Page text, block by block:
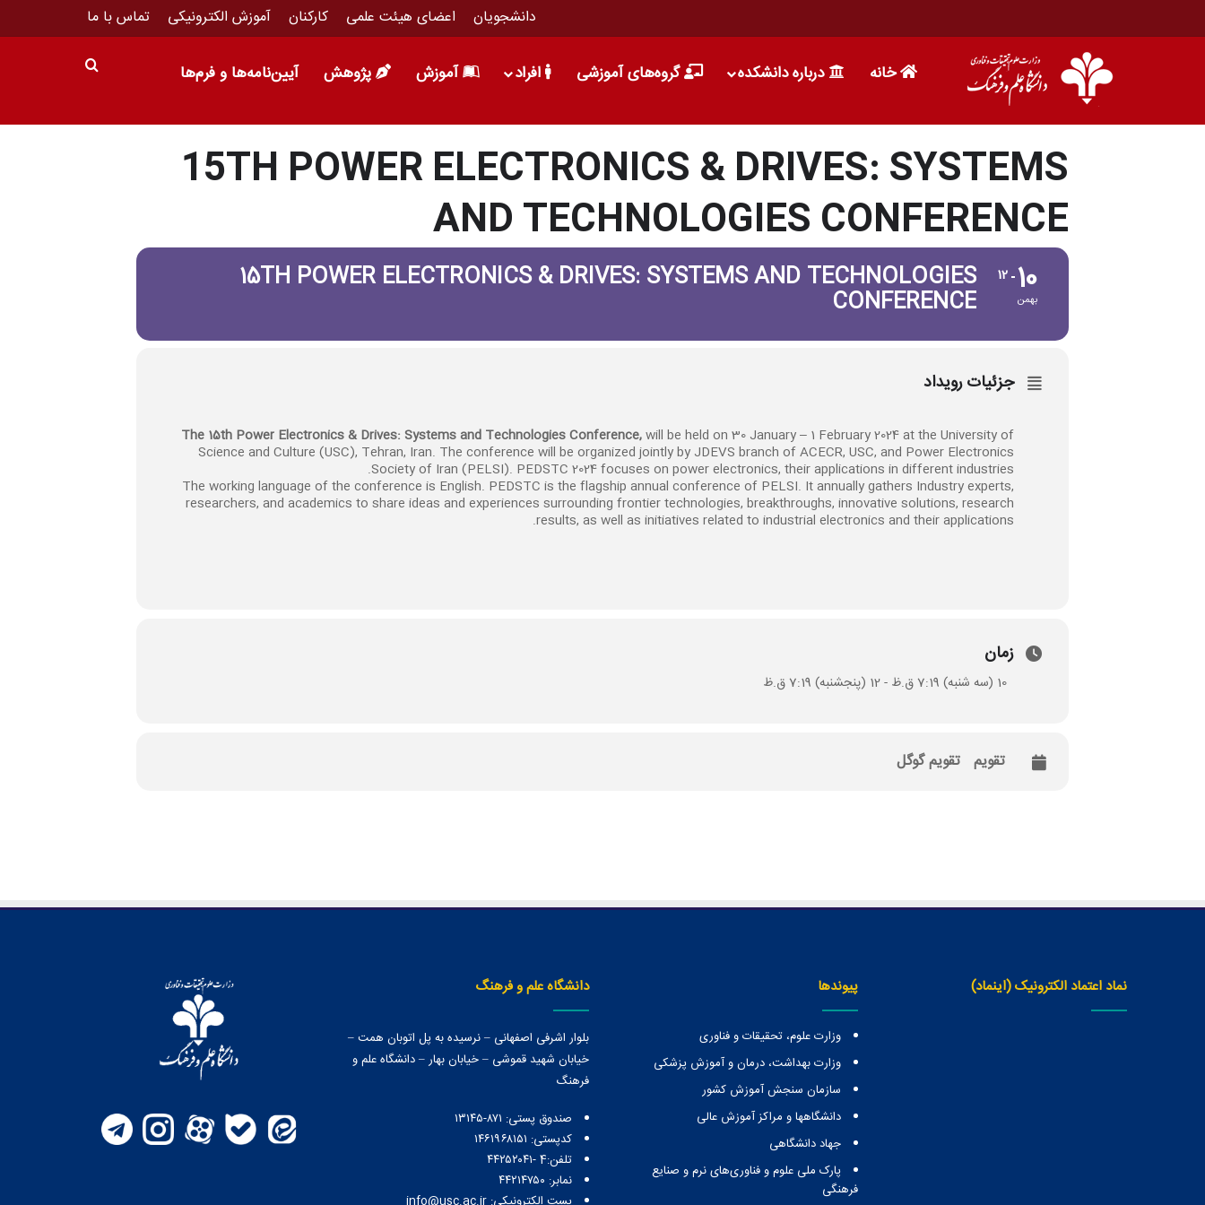
دانشجویان اعضای هیئت علمی کارکنان آموزش الکترونیکی تماس با ما
خانه درباره دانشکده گروه‌های آموزشی افراد آموزش پژوهش آیین‌نامه‌ها و فرم‌ها
15TH POWER ELECTRONICS & DRIVES: SYSTEMS
AND TECHNOLOGIES CONFERENCE
10
بهمن
12
15TH POWER ELECTRONICS & DRIVES: SYSTEMS AND TECHNOLOGIES
CONFERENCE
جزئیات رویداد
The 15th Power Electronics & Drives: Systems and Technologies Conference,will be held on 30 January – 1 February 2024 at the University of
Science and Culture (USC), Tehran, Iran. The conference will be organized jointly by JDEVS branch of ACECR, USC, and Power Electronics
Society of Iran (PELSI). PEDSTC 2024 focuses on power electronics, their applications in different industries.
The working language of the conference is English. PEDSTC is the flagship annual conference of PELSI. It annually gathers Industry experts,
researchers, and academics to share ideas and experiences surrounding frontier technologies, breakthroughs, innovative solutions, research
results, as well as initiatives related to industrial electronics and their applications.
زمان
10 (سه شنبه) 7:19 ق.ظ - 12 (پنجشنبه) 7:19 ق.ظ
تقویم تقویم گوگل
نماد اعتماد الکترونیک (اینماد) پیوندها
وزارت علوم، تحقیقات و فناوری
وزارت بهداشت، درمان و آموزش پزشکی
سازمان سنجش آموزش کشور
دانشگاهها و مراكز آموزش عالی
جهاد دانشگاهی
پارک ملی علوم و فناوری‌های نرم و صنایع
فرهنگی
دانشگاه علم و فرهنگ
بلوار اشرفی اصفهانی – نرسیده به پل اتوبان همت –
خیابان شهید قموشی – خیابان بهار – دانشگاه علم و
فرهنگ
صندوق پستی:‌ ۸۷۱-۱۳۱۴۵
کدپستی: ۱۴۶۱۹۶۸۱۵۱
تلفن:4 -۴۴۲۵۲۰۴۱
نمابر: ۴۴۲۱۴۷۵۰